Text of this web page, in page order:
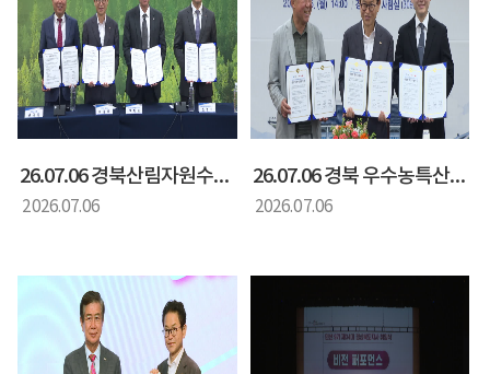
26.07.06 경북산림자원수집센터 mou체결
2026.07.06
26.07.06 경북 우수농특산물 판로확대 mou체결
2026.07.06